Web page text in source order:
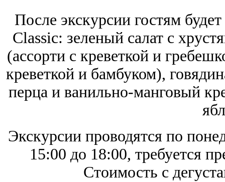
После экскурсии гостям
Classic: зеленый салат с
(ассорти с креветкой и
креветкой и бамбуком),
перца и ванильно-манговый
Экскурсии проводятся по
15:00 до 18:00, требуется
Стоимость с